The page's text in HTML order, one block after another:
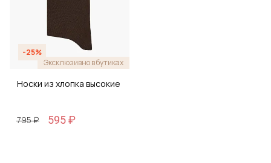
-25%
Эксклюзивно в бутиках
Носки из хлопка высокие
795 ₽ 595 ₽